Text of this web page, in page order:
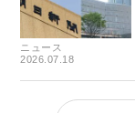
ニュース
2026.07.18